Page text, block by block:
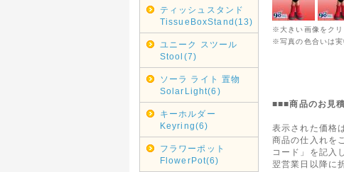
ティッシュスタンド
TissueBoxStand(13)
ユニーク スツール
Stool(7)
ソーラ ライト 置物
SolarLight(6)
キーホルダー
Keyring(6)
フラワーポット
FlowerPot(6)
※大きい画像をクリ
※写真の色合いは実
■■■商品のお見
表示された価格
商品の仕入れを
コード」を記入
翌営業日以降に